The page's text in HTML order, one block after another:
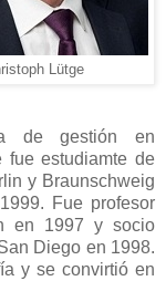
Lütge
de gestión en
fue estudiamte de
y Braunschweig
Fue profesor
en 1997 y socio
Diego en 1998.
y se convirtió en